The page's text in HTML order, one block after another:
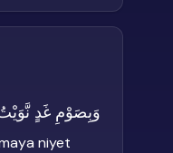
وَبِصَوْمِ غَدٍ
niyet